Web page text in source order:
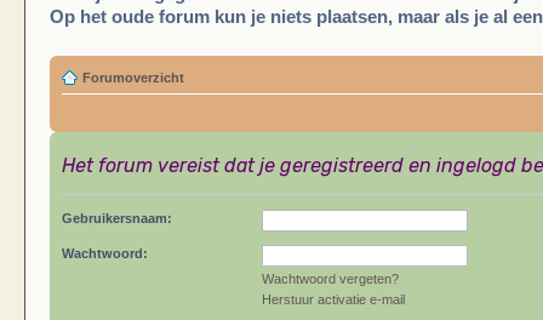
Op het oude forum kun je niets plaatsen, maar als je al
Forumoverzicht
Het forum vereist dat je geregistreerd en ingelogd
Gebruikersnaam:
Wachtwoord:
Wachtwoord vergeten?
Herstuur activatie e-mail